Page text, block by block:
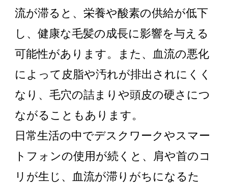
流が滞ると、栄養や酸素の供給が低下
し、健康な毛髪の成長に影響を与える
可能性があります。また、血流の悪化
によって皮脂や汚れが排出されにくく
なり、毛穴の詰まりや頭皮の硬さにつ
ながることもあります。
日常生活の中でデスクワークやスマー
トフォンの使用が続くと、肩や首のコ
リが生じ、血流が滞りがちになるた